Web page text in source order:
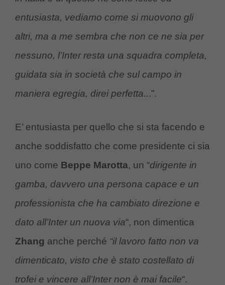
entusiasta, vediamo come si muovono gli
altri, ma a me sembra che non ce ne sia per
nessuno, l’Inter resta una squadra completa,
guidata sia in società che sul campo in
maniera egregia, direi perfetta...”.
E’ entusiasta per quello che si sta facendo e
anche soddisfatto che come presidente ci sia
uno come Beppe Marotta, un “dirigente in
gamba, davvero una persona capace e un
professionista che ha cambiato direzione e
dato all’Inter un nuova via“, non dimentica
Zhang anche perché “il lavoro fatto non va
dimenticato, visto che è stato costellato di
trofei e vincere all’Inter non è mai facile“.